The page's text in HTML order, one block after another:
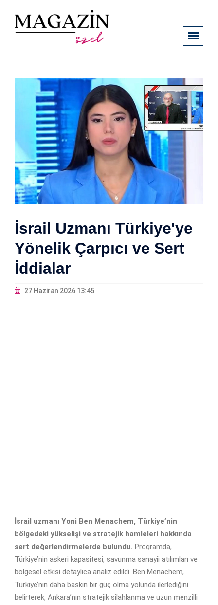
İsrail Uzmanı Türkiye'ye
Yönelik Çarpıcı ve Sert
İddialar
27 Haziran 2026 13:45
İsrail uzmanı Yoni Ben Menachem, Türkiye’nin
bölgedeki yükselişi ve stratejik hamleleri hakkında
sert değerlendirmelerde bulundu. Programda,
Türkiye’nin askeri kapasitesi, savunma sanayii atılımları ve
bölgesel etkisi detaylıca analiz edildi. Ben Menachem,
Türkiye’nin daha baskın bir güç olma yolunda ilerlediğini
belirterek, Ankara’nın stratejik silahlanma ve uzun menzilli